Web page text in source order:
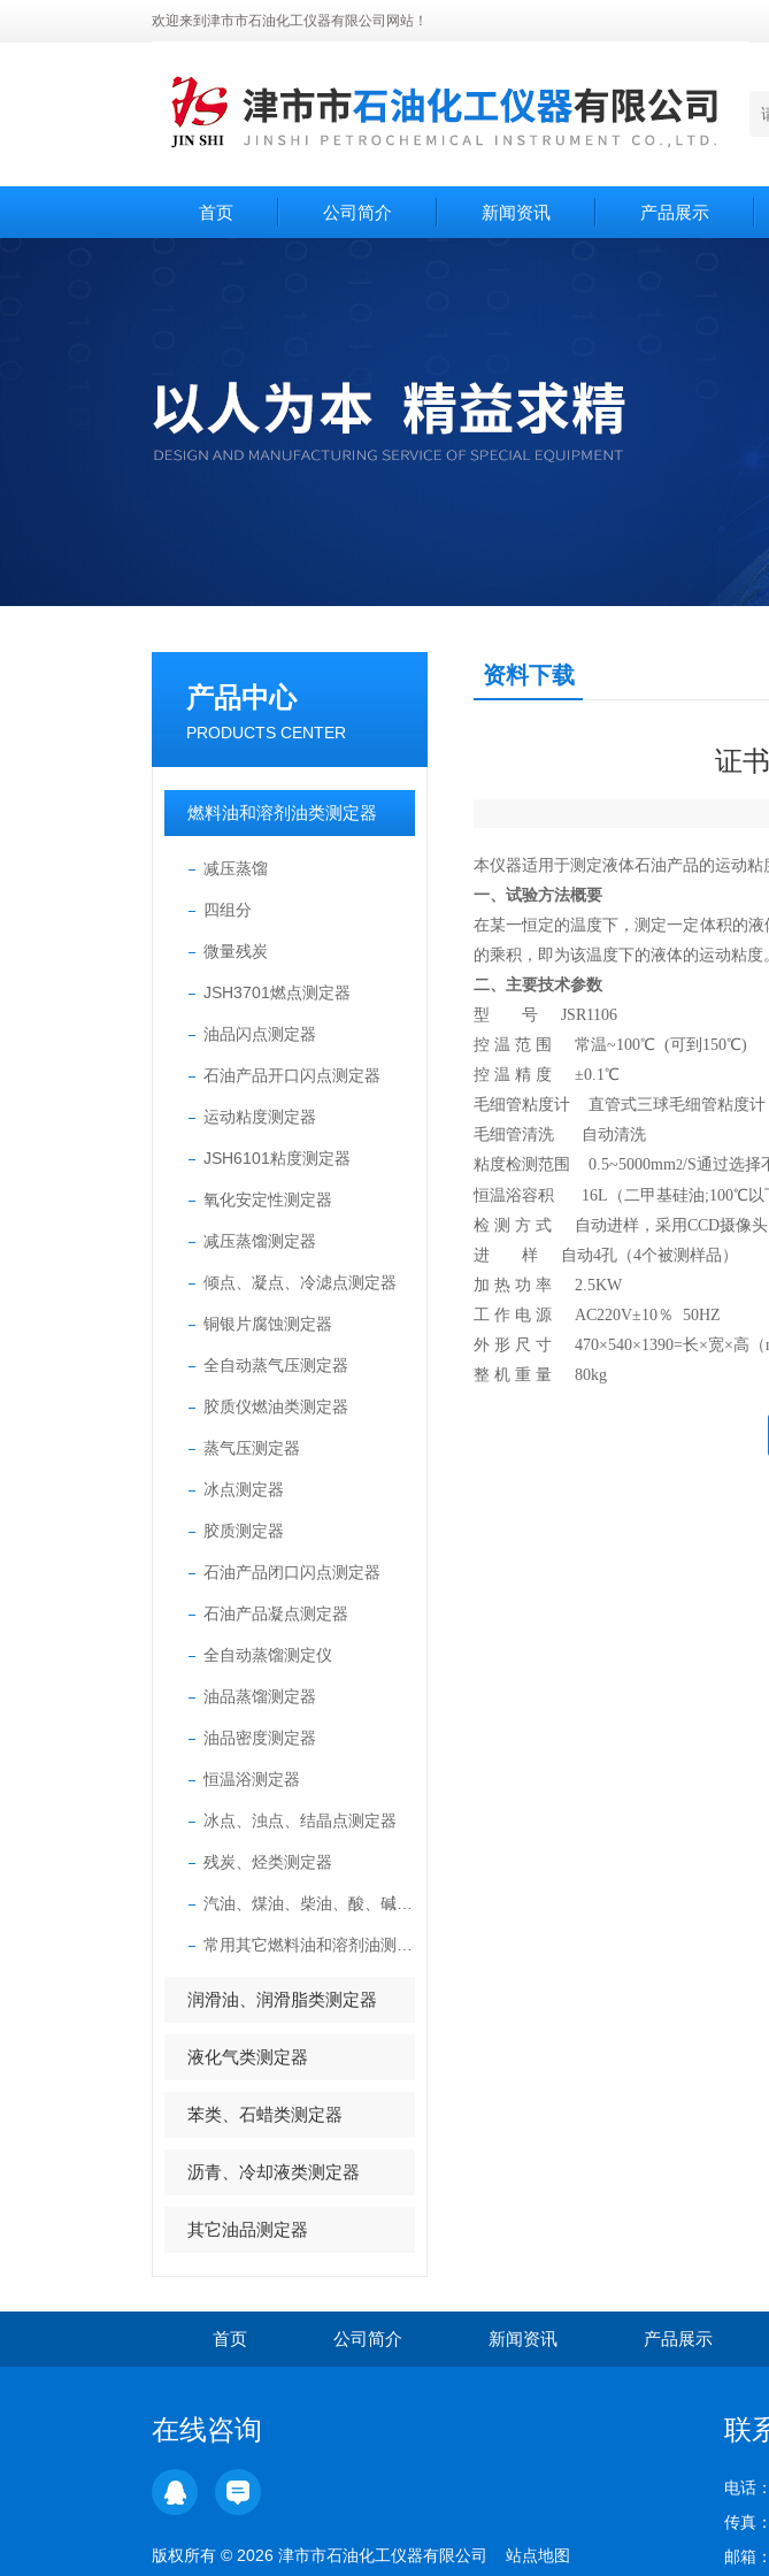
欢迎来到津市市石油化工仪器有限公司网站！
首页 公司简介 新闻资讯 产品展示
产品中心
PRODUCTS CENTER
燃料油和溶剂油类测定器
减压蒸馏
四组分
微量残炭
JSH3701燃点测定器
油品闪点测定器
石油产品开口闪点测定器
运动粘度测定器
JSH6101粘度测定器
氧化安定性测定器
减压蒸馏测定器
倾点、凝点、冷滤点测定器
铜银片腐蚀测定器
全自动蒸气压测定器
胶质仪燃油类测定器
蒸气压测定器
冰点测定器
胶质测定器
石油产品闭口闪点测定器
石油产品凝点测定器
全自动蒸馏测定仪
油品蒸馏测定器
油品密度测定器
恒温浴测定器
冰点、浊点、结晶点测定器
残炭、烃类测定器
润滑油、润滑脂类测定器
液化气类测定器
苯类、石蜡类测定器
沥青、冷却液类测定器
其它油品测定器
资料下载
证
本仪器适用于测定液体石油产品的运动粘
一、试验方法概要
在某一恒定的温度下，测定一定体积的
的乘积，即为该温度下的液体的运动粘度
二、主要技术参数
型 号 JSR1106
控 温 范 围 常温~100℃ (可到150℃)
控 温 精 度 ±0.1℃
毛细管粘度计 直管式三球毛细管粘度计
毛细管清洗 自动清洗
粘度检测范围 0.5~5000mm2/S通过选择
恒温浴容积 16L（二甲基硅油;100℃以
检 测 方 式 自动进样，采用CCD摄像头
进 样 自动4孔（4个被测样品）
加 热 功 率 2.5KW
工 作 电 源 AC220V±10％ 50HZ
外 形 尺 寸 470×540×1390=长×宽×高（
整 机 重 量 80kg
首页 公司简介 新闻资讯 产品展示
在线咨询
版权所有 © 2026 津市市石油化工仪器有限公司 站点地图
联
电话
传真
邮箱